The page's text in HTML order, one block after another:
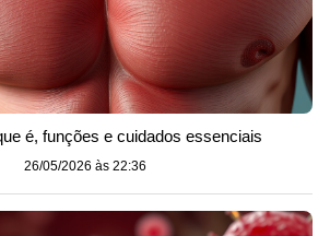
é, funções e cuidados essenciais
26/05/2026 às 22:36